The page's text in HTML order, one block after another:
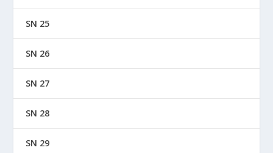
SN 25
SN 26
SN 27
SN 28
SN 29